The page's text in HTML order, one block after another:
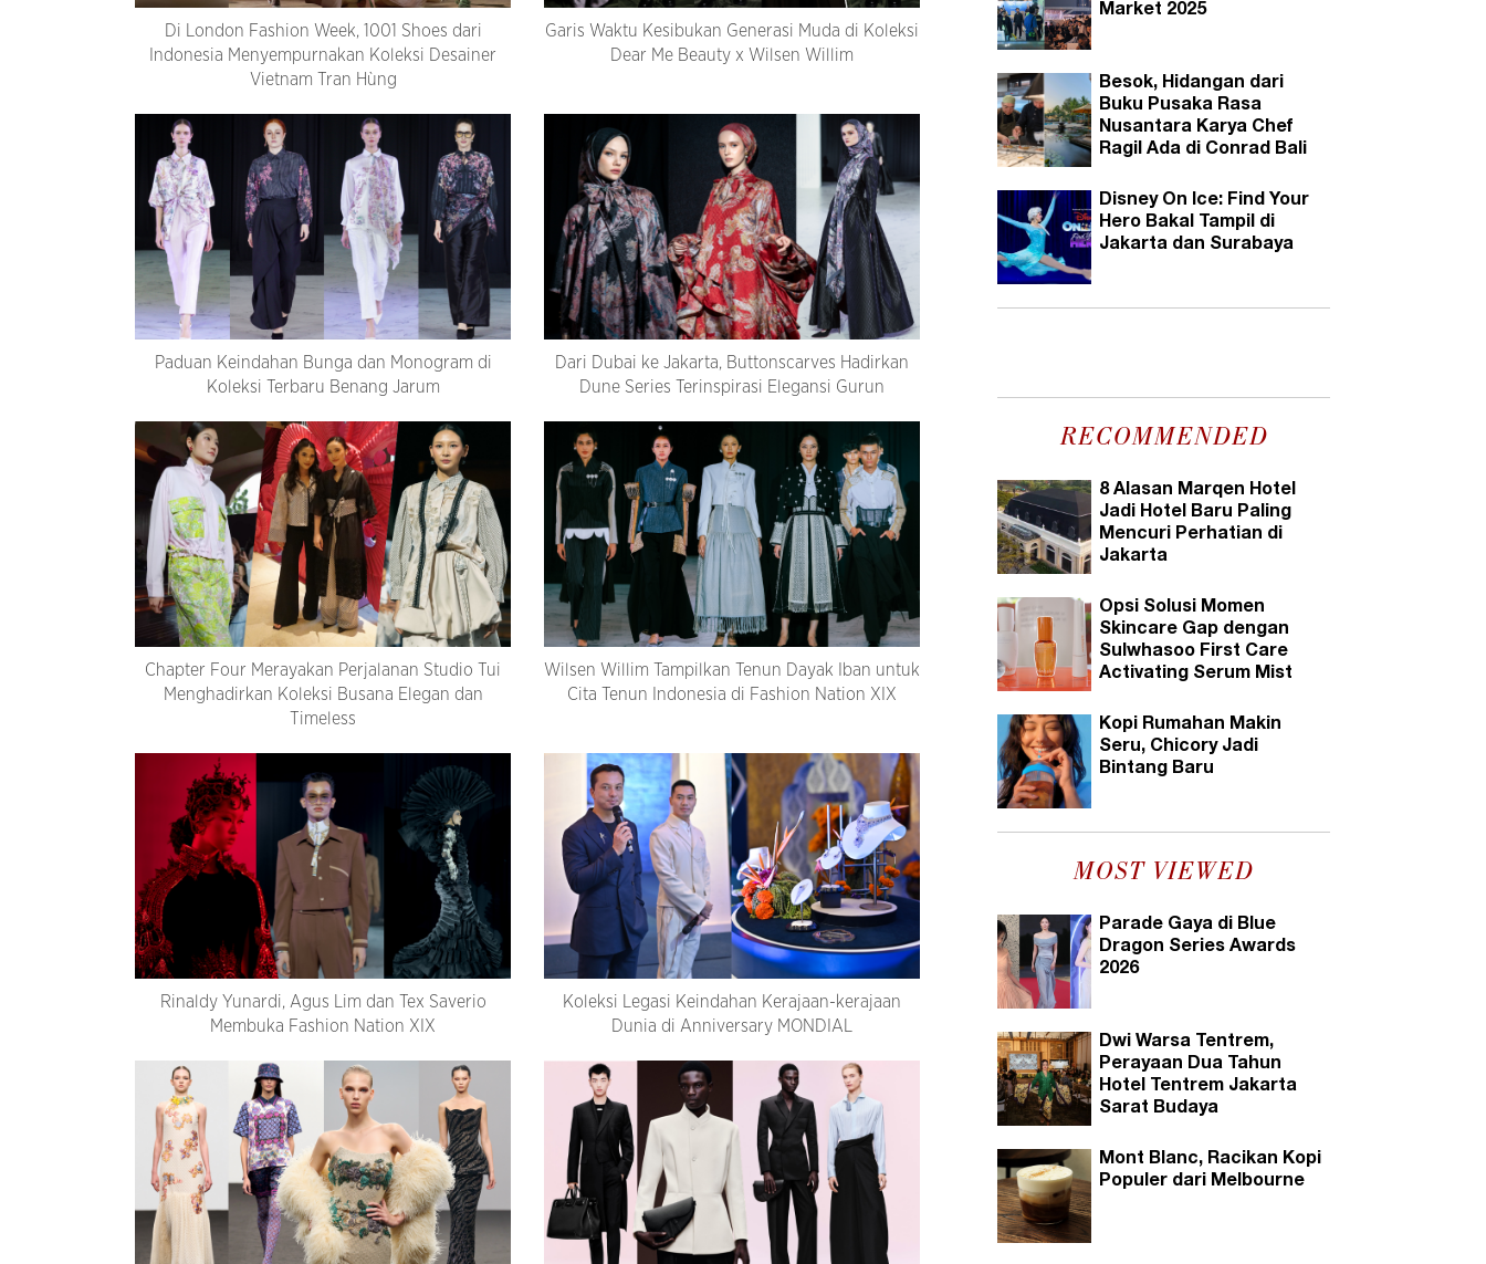
Di London Fashion Week, 1001 Shoes dari
Indonesia Menyempurnakan Koleksi Desainer
Vietnam Tran Hùng
Garis Waktu Kesibukan Generasi Muda di Koleksi
Dear Me Beauty x Wilsen Willim
Paduan Keindahan Bunga dan Monogram di
Koleksi Terbaru Benang Jarum
Dari Dubai ke Jakarta, Buttonscarves Hadirkan
Dune Series Terinspirasi Elegansi Gurun
Chapter Four Merayakan Perjalanan Studio Tui
Menghadirkan Koleksi Busana Elegan dan
Timeless
Wilsen Willim Tampilkan Tenun Dayak Iban untuk
Cita Tenun Indonesia di Fashion Nation XIX
Rinaldy Yunardi, Agus Lim dan Tex Saverio
Membuka Fashion Nation XIX
Koleksi Legasi Keindahan Kerajaan-kerajaan
Dunia di Anniversary MONDIAL
Market 2025
Besok, Hidangan dari
Buku Pusaka Rasa
Nusantara Karya Chef
Ragil Ada di Conrad Bali
Disney On Ice: Find Your
Hero Bakal Tampil di
Jakarta dan Surabaya
RECOMMENDED
8 Alasan Marqen Hotel
Jadi Hotel Baru Paling
Mencuri Perhatian di
Jakarta
Opsi Solusi Momen
Skincare Gap dengan
Sulwhasoo First Care
Activating Serum Mist
Kopi Rumahan Makin
Seru, Chicory Jadi
Bintang Baru
MOST VIEWED
Parade Gaya di Blue
Dragon Series Awards
2026
Dwi Warsa Tentrem,
Perayaan Dua Tahun
Hotel Tentrem Jakarta
Sarat Budaya
Mont Blanc, Racikan Kopi
Populer dari Melbourne